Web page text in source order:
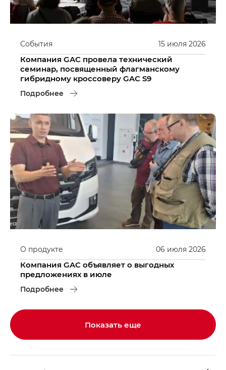
15 июля 2026
События
Компания GAC провела технический
семинар, посвященный флагманскому
гибридному кроссоверу GAC S9
Подробнее
06 июля 2026
О продукте
Компания GAC объявляет о выгодных
предложениях в июле
Подробнее
Показать еще